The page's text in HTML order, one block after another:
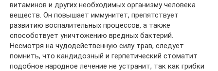
витаминов и других необходимых организму человека
веществ. Он повышает иммунитет, препятствует
развитию воспалительных процессов, а также
способствует уничтожению вредных бактерий.
Несмотря на чудодейственную силу трав, следует
помнить, что кандидозный и герпетический стоматит
подобное народное лечение не устранит, так как грибки